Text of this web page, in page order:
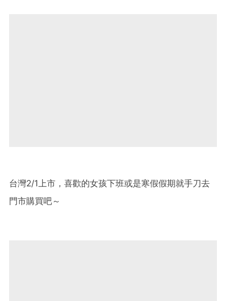
台灣2/1上市，喜歡的女孩下班或是寒假假期就手刀去
門市購買吧～